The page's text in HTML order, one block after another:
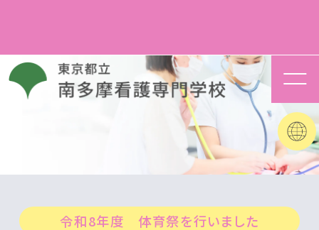
令和8年度 体育祭を行いました